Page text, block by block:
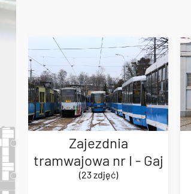
Zajezdnia
tramwajowa nr I - Gaj
(23 zdjęć)